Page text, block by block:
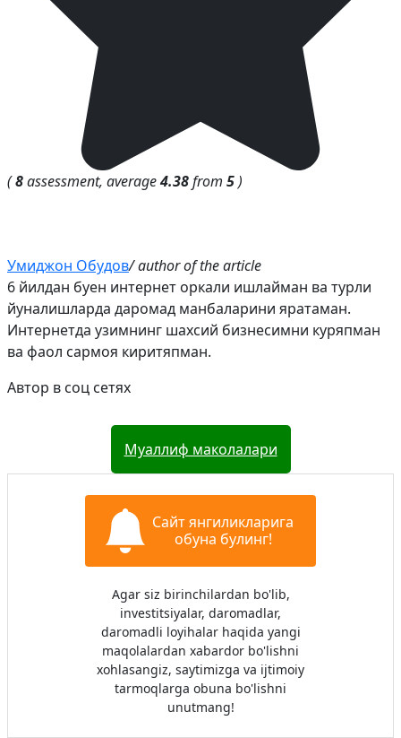
(8assessment, average4.38from 5)
Умиджон Обудов/ author of the article
6 йилдан буен интернет оркали ишлайман ва турли
йуналишларда даромад манбаларини яратаман.
Интернетда узимнинг шахсий бизнесимни куряпман
ва фаол сармоя киритяпман.
Автор в соц сетях
Муаллиф маколалари
Сайт янгиликларига
обуна булинг!
Agar siz birinchilardan bo'lib,
investitsiyalar, daromadlar,
daromadli loyihalar haqida yangi
maqolalardan xabardor bo'lishni
xohlasangiz, saytimizga va ijtimoiy
tarmoqlarga obuna bo'lishni
unutmang!